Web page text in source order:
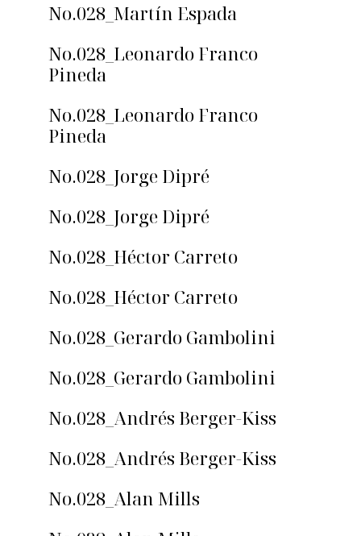
No.028_Martín Espada
No.028_Leonardo Franco
Pineda
No.028_Leonardo Franco
Pineda
No.028_Jorge Dipré
No.028_Jorge Dipré
No.028_Héctor Carreto
No.028_Héctor Carreto
No.028_Gerardo Gambolini
No.028_Gerardo Gambolini
No.028_Andrés Berger-Kiss
No.028_Andrés Berger-Kiss
No.028_Alan Mills